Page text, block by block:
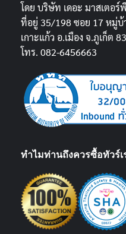
โดย บริษัท เดอะ มาสเตอร์
ที่อยู่ 35/198 ซอย 17 หมู่บ้
เกาะแก้ว อ.เมือง จ.ภูเก็ต
โทร. 082-6456663
ทำไมท่านถึงควรซื้อทัวร์เ